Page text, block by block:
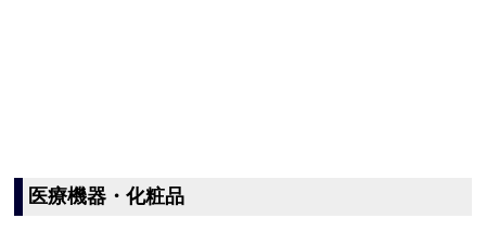
医療機器・化粧品